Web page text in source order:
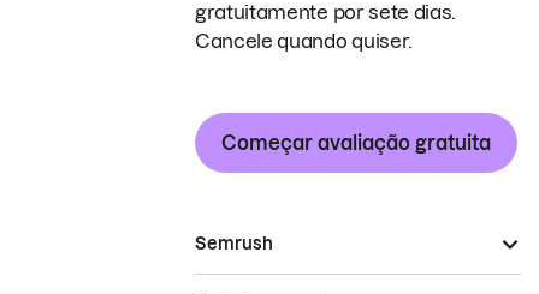
gratuitamente por sete dias.
Cancele quando quiser.
Começar avaliação gratuita
Semrush